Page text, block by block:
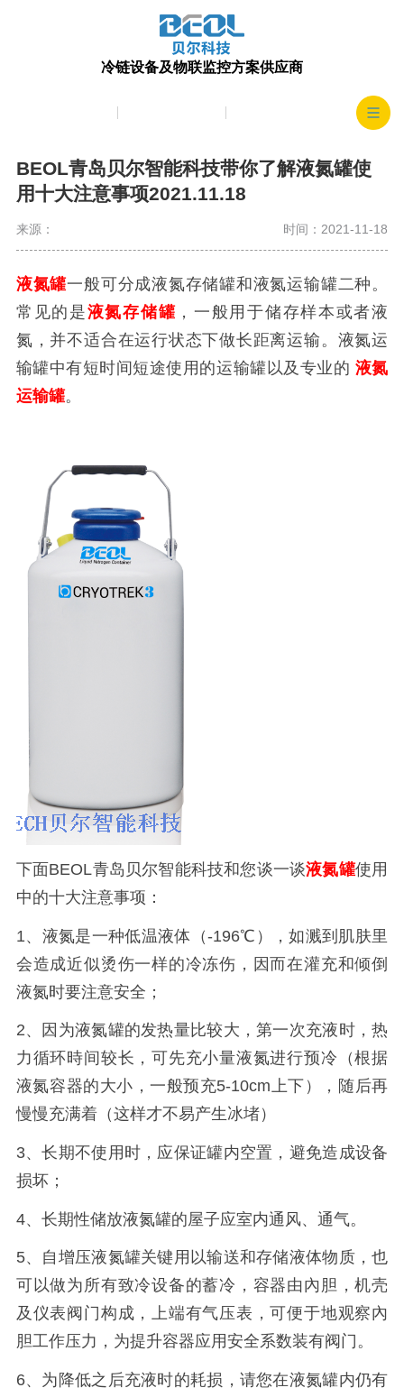
冷链设备及物联监控方案供应商
BEOL青岛贝尔智能科技带你了解液氮罐使
用十大注意事项2021.11.18
来源： 时间：2021-11-18
液氮罐一般可分成液氮存储罐和液氮运输罐二种。
常见的是液氮存储罐 ，一般用于储存样本或者液
氮，并不适合在运行状态下做长距离运输。液氮运
输罐中有短时间短途使用的运输罐以及专业的 液氮
运输罐。
下面BEOL青岛贝尔智能科技和您谈一谈液氮罐使用
中的十大注意事项：
1、液氮是一种低温液体（-196℃），如溅到肌肤里
会造成近似烫伤一样的冷冻伤，因而在灌充和倾倒
液氮时要注意安全；
2、因为液氮罐的发热量比较大，第一次充液时，热
力循环時间较长，可先充小量液氮进行预冷（根据
液氮容器的大小，一般预充5-10cm上下），随后再
慢慢充满着（这样才不易产生冰堵）
3、长期不使用时，应保证罐内空置，避免造成设备
损坏；
4、长期性储放液氮罐的屋子应室内通风、通气。
5、自增压液氮罐关键用以输送和存储液体物质，也
可以做为所有致冷设备的蓄冷，容器由內胆，机壳
及仪表阀门构成，上端有气压表，可便于地观察內
胆工作压力，为提升容器应用安全系数装有阀门。
6、为降低之后充液时的耗损，请您在液氮罐内仍有